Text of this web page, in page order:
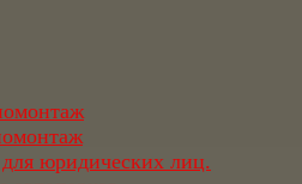
юридических лиц.